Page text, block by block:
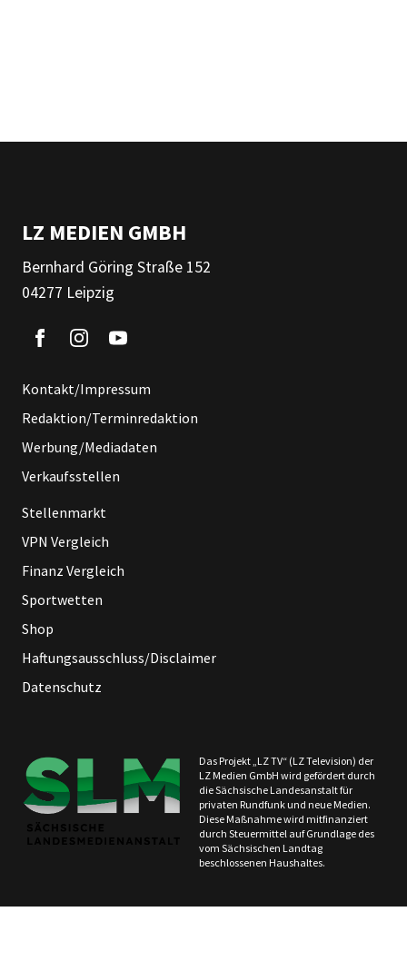
LZ MEDIEN GMBH
Bernhard Göring Straße 152
04277 Leipzig
Kontakt/Impressum
Redaktion/Terminredaktion
Werbung/Mediadaten
Verkaufsstellen
Stellenmarkt
VPN Vergleich
Finanz Vergleich
Sportwetten
Shop
Haftungsausschluss/Disclaimer
Datenschutz
Das Projekt „LZ TV“ (LZ Television) der
LZ Medien GmbH wird gefördert durch
die Sächsische Landesanstalt für
privaten Rundfunk und neue Medien.
Diese Maßnahme wird mitfinanziert
durch Steuermittel auf Grundlage des
vom Sächsischen Landtag
beschlossenen Haushaltes.